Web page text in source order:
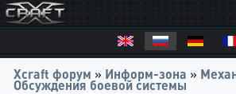
Xcraft форум » Информ-зона »
Обсуждения боевой системы